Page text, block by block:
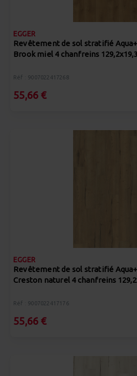
EGGER
Revêtement de sol stratifié
Brook miel 4 chanfreins
Réf : 9007022417268
55,66 €
EGGER
Revêtement de sol stratifié
Creston naturel 4 chanfreins
Réf : 9007022417176
55,66 €